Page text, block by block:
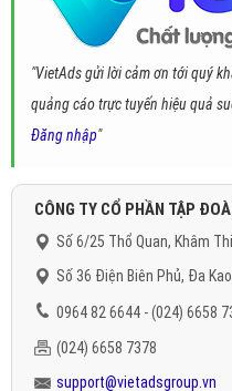
"VietAds gửi lời cảm ơn tới quý
quảng cáo trực tuyến hiệu quả
Đăng nhập"
CÔNG TY CỔ PHẦN TẬP
Số 6/25 Thổ Quan, Khâm
Số 36 Điện Biên Phủ, Đa
0964 82 6644 - (024) 6658
(024) 6658 7378
support@vietadsgroup.vn